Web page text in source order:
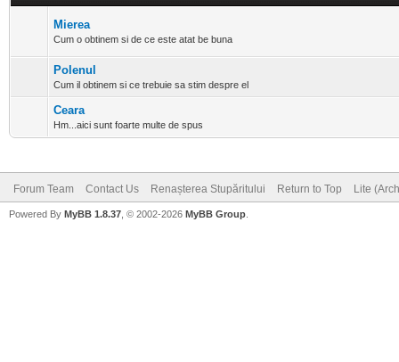
Mierea
Cum o obtinem si de ce este atat be buna
Polenul
Cum il obtinem si ce trebuie sa stim despre el
Ceara
Hm...aici sunt foarte multe de spus
Forum Team Contact Us Renașterea Stupăritului Return to Top Lite
Powered By MyBB 1.8.37 , © 2002-2026 MyBB Group